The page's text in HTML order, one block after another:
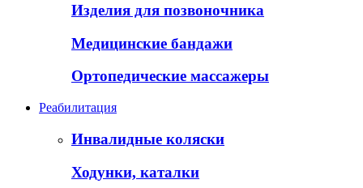
Изделия для позвоночника
Медицинские бандажи
Ортопедические массажеры
Реабилитация
Инвалидные коляски
Ходунки, каталки